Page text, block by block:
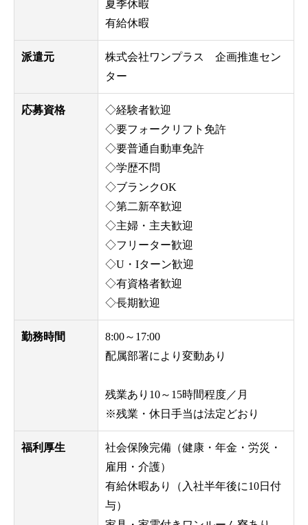
事業内容 エントリー
夏季休暇
有給休暇
派遣元
株式会社ワンプラス 企画推進セン
ター
応募資格
◇経験者歓迎
◇要フォークリフト免許
◇要普通自動車免許
◇学歴不問
◇ブランクOK
◇第二新卒歓迎
◇主婦・主夫歓迎
◇フリーター歓迎
◇U・Iターン歓迎
◇有資格者歓迎
◇長期歓迎
勤務時間
8:00～17:00
配属部署により変動あり
残業あり10～15時間程度／月
※残業・休日手当は法定どおり
福利厚生
社会保険完備（健康・年金・労災・
雇用・介護）
有給休暇あり（入社半年後に10日付
与）